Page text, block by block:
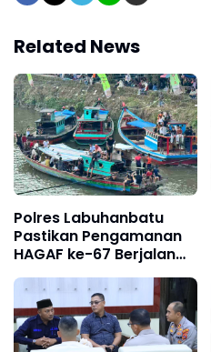
Related News
Polres Labuhanbatu
Pastikan Pengamanan
HAGAF ke-67 Berjalan
Aman dan Lancar di
Kualuh Selatan